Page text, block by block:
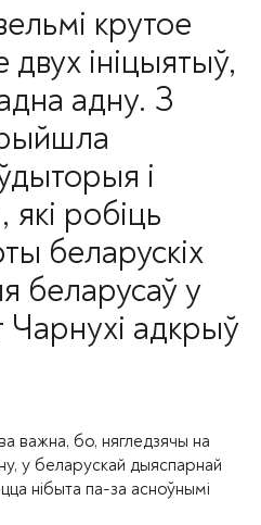
крутое
ініцыятыў,
адну. З
і
робіць
беларускіх
беларусаў у
адкрыў
важна, бо, нягледзячы на
у беларускай дыяспарнай
нібыта па-за асноўнымі